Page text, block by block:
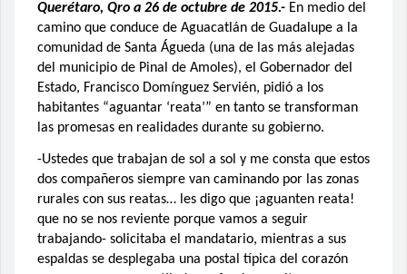
Querétaro, Qro a 26 de octubre de 2015.- En medio del
camino que conduce de Aguacatlán de Guadalupe a la
comunidad de Santa Águeda (una de las más alejadas
del municipio de Pinal de Amoles), el Gobernador del
Estado, Francisco Domínguez Servién, pidió a los
habitantes “aguantar ‘reata’” en tanto se transforman
las promesas en realidades durante su gobierno.
-Ustedes que trabajan de sol a sol y me consta que estos
dos compañeros siempre van caminando por las zonas
rurales con sus reatas… les digo que ¡aguanten reata!
que no se nos reviente porque vamos a seguir
trabajando- solicitaba el mandatario, mientras a sus
espaldas se desplegaba una postal típica del corazón